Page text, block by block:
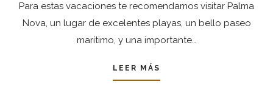
Para estas vacaciones te recomendamos visitar Palma
Nova, un lugar de excelentes playas, un bello paseo
marítimo, y una importante…
LEER MÁS